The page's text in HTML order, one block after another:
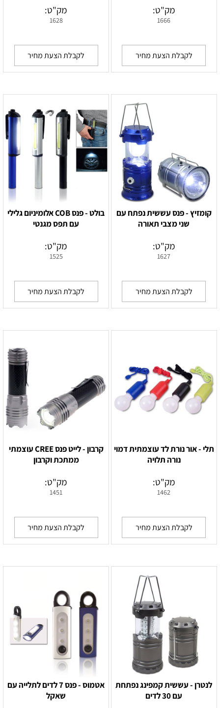
מק"ט:
1666
לקבלת הצעת מחיר
מק"ט:
1628
לקבלת הצעת מחיר
קומזיץ - פנס עששית נפתח עם
שני מצבי תאורה
מק"ט:
1627
לקבלת הצעת מחיר
בולט - פנס COB אלומיניום גלילי
עם תפס מגנטי
מק"ט:
1525
לקבלת הצעת מחיר
תלי - אור נורת לד עוצמתית דמוי
נורה תלויה
מק"ט:
1462
לקבלת הצעת מחיר
קרבון - לייט פנס CREE עוצמתי
ממתכת וקרבון
מק"ט:
1451
לקבלת הצעת מחיר
לנטרן - עששית קמפינג נפתחת
עם 30 לדים
אטמוס - פנס 7 לדים לתלייה עם
שאקל